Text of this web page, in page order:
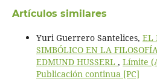
Artículos similares
Yuri Guerrero Santelices, EL
SIMBÓLICO EN LA
EDMUND HUSSERL , Límite
Publicación continua [PC]